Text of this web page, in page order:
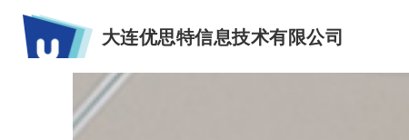
大连优思特信息技术有限公司